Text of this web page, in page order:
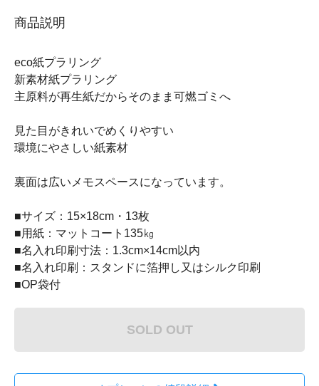
商品説明
eco紙プラリング
新素材紙プラリング
主原料が再生紙だからそのまま可燃ゴミへ
見た目がきれいでめくりやすい
環境にやさしい紙素材
裏面は広いメモスペースになっています。
■サイズ：15×18cm・13枚
■用紙：マットコート135㎏
■名入れ印刷寸法：1.3cm×14cm以内
■名入れ印刷：スタンドに箔押し又はシルク印刷
■OP袋付
SOLD OUT